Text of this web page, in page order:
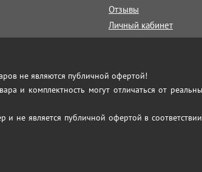
Отзывы
Личный кабинет
не являются публичной офертой!
и комплектность могут отличаться от
не является публичной офертой в